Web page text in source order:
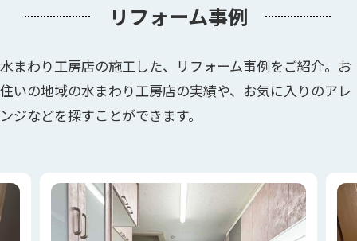
リフォーム事例
水まわり工房店の施工した、リフォーム事例をご紹介。お
住いの地域の水まわり工房店の実績や、お気に入りのアレ
ンジなどを探すことができます。